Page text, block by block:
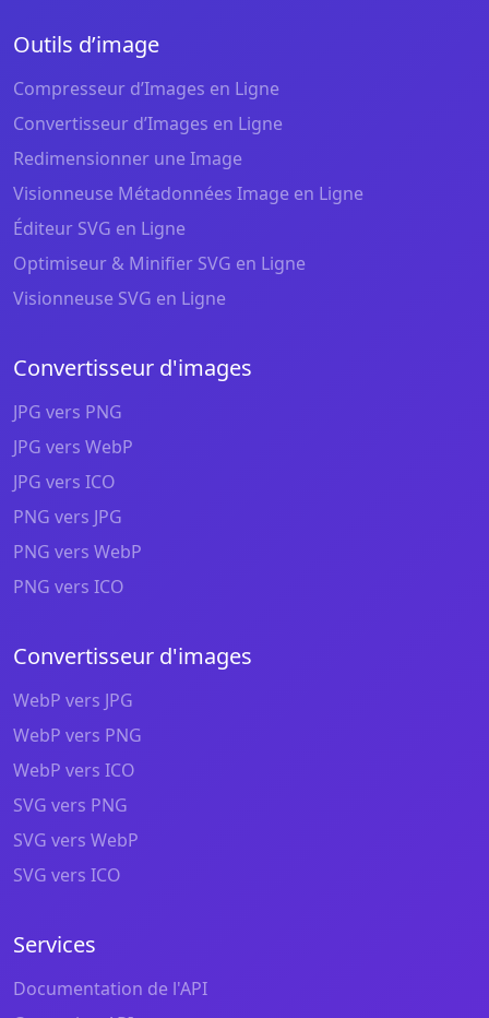
Outils d’image
Compresseur d’Images en Ligne
Convertisseur d’Images en Ligne
Redimensionner une Image
Visionneuse Métadonnées Image en Ligne
Éditeur SVG en Ligne
Optimiseur & Minifier SVG en Ligne
Visionneuse SVG en Ligne
Convertisseur d'images
JPG vers PNG
JPG vers WebP
JPG vers ICO
PNG vers JPG
PNG vers WebP
PNG vers ICO
Convertisseur d'images
WebP vers JPG
WebP vers PNG
WebP vers ICO
SVG vers PNG
SVG vers WebP
SVG vers ICO
Services
Documentation de l'API